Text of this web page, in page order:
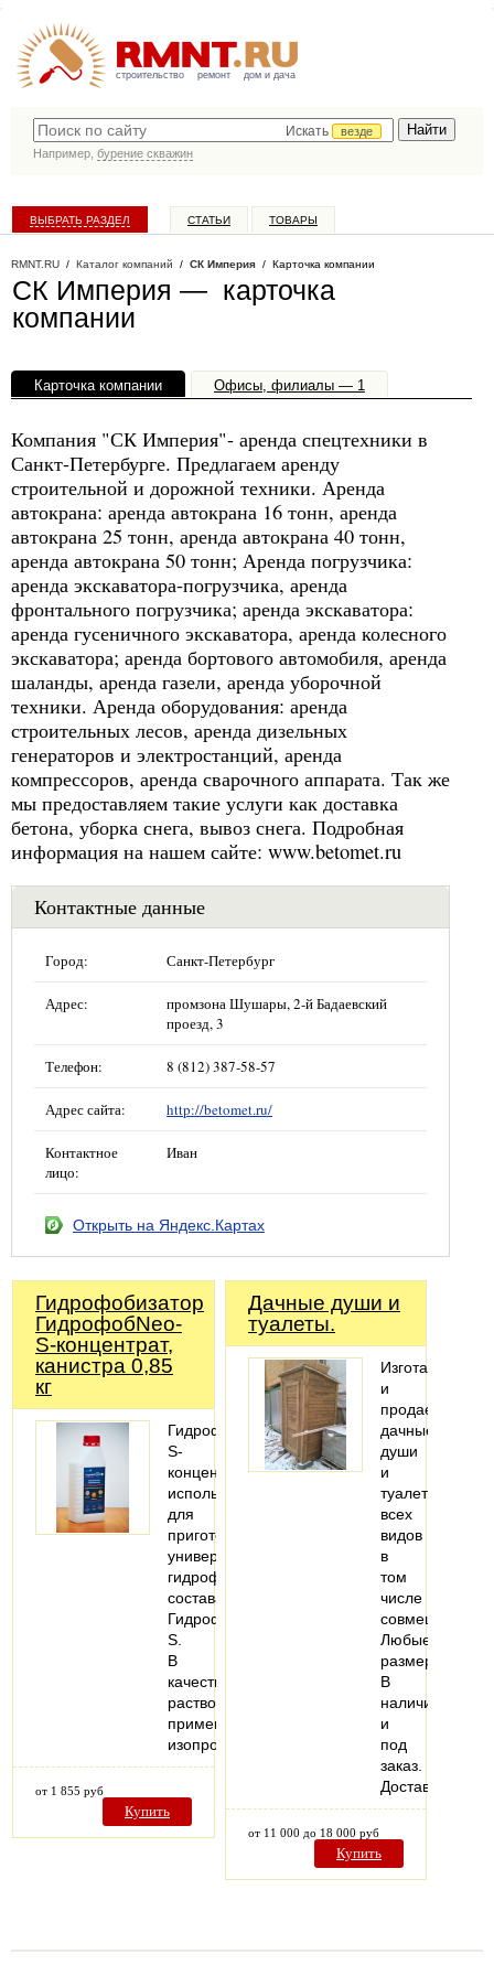
строительство ремонт дом и дача
Искать
везде
Например, бурение скважин
ВЫБРАТЬ РАЗДЕЛ СТАТЬИ ТОВАРЫ
RMNT.RU / Каталог компаний / СК Империя / Карточка компании
СК Империя — карточка
компании
Карточка компании Офисы, филиалы — 1
Компания "СК Империя"- аренда спецтехники в
Санкт-Петербурге. Предлагаем аренду
строительной и дорожной техники. Аренда
автокрана: аренда автокрана 16 тонн, аренда
автокрана 25 тонн, аренда автокрана 40 тонн,
аренда автокрана 50 тонн; Аренда погрузчика:
аренда экскаватора-погрузчика, аренда
фронтального погрузчика; аренда экскаватора:
аренда гусеничного экскаватора, аренда колесного
экскаватора; аренда бортового автомобиля, аренда
шаланды, аренда газели, аренда уборочной
техники. Аренда оборудования: аренда
строительных лесов, аренда дизельных
генераторов и электростанций, аренда
компрессоров, аренда сварочного аппарата. Так же
мы предоставляем такие услуги как доставка
бетона, уборка снега, вывоз снега. Подробная
информация на нашем сайте: www.betomet.ru
Контактные данные
Город: Санкт-Петербург
Адрес:
промзона Шушары, 2-й Бадаевский
проезд, 3
Телефон: 8 (812) 387-58-57
Адрес сайта: http://betomet.ru/
Контактное
лицо:
Иван
Открыть на Яндекс.Картах
Гидрофобизатор
ГидрофобNeo-
S-концентрат,
канистра 0,85
кг
ГидрофобNeo-
S-
концентрат
используется
для
приготовления
универсального
гидрофобизирующего
состава
ГидрофобNeo-
S.
В
качестве
растворителя
применяется
изопропиловый…
от 1 855 руб
Купить
Дачные души и
туалеты.
Изготавливаем
и
продаем
дачные
души
и
туалеты
всех
видов
в
том
числе
совмещенные.
Любые
размеры.
В
наличии
и
под
заказ.
Доставка.
от 11 000 до 18 000 руб
Купить